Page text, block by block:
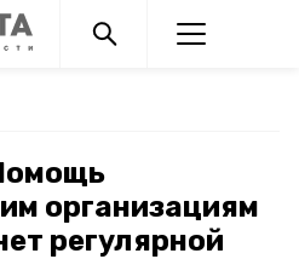
организациям
регулярной